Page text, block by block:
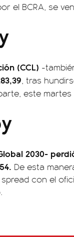
el BCRA, se
(CCL) -
, tras
este
2030-
De esta
con el